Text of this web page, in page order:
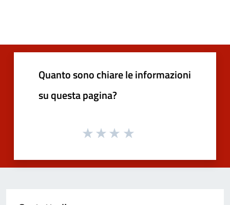
Quanto sono chiare le informazioni
su questa pagina?